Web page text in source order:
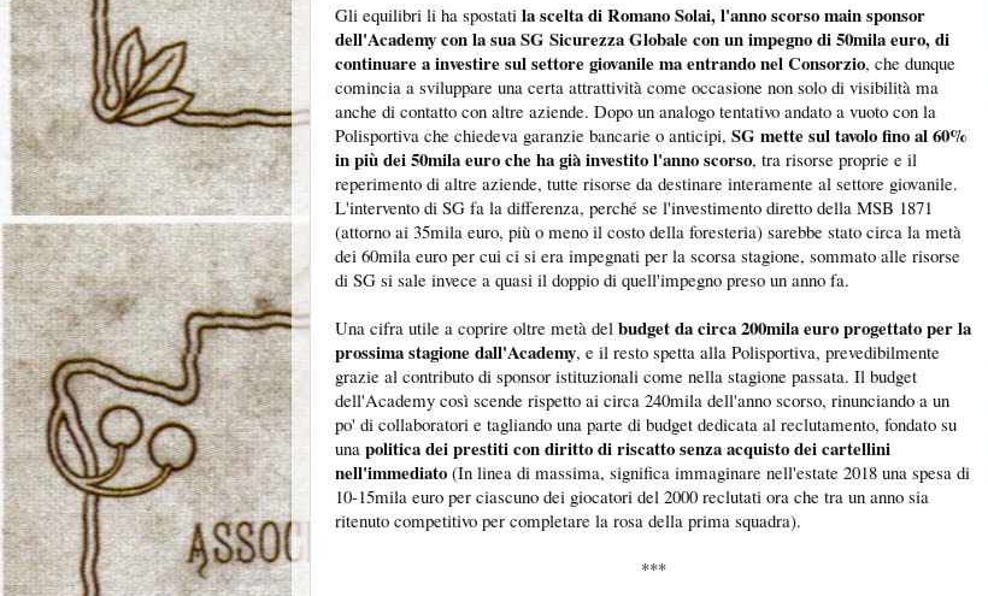
Gli equilibri li ha spostati la scelta di Romano Solai, l'anno scorso main sponsor
dell'Academy con la sua SG Sicurezza Globale con un impegno di 50mila euro, di
continuare a investire sul settore giovanile ma entrando nel Consorzio, che dunque
comincia a sviluppare una certa attrattività come occasione non solo di visibilità ma
anche di contatto con altre aziende. Dopo un analogo tentativo andato a vuoto con la
Polisportiva che chiedeva garanzie bancarie o anticipi, SG mette sul tavolo fino al 60%
in più dei 50mila euro che ha già investito l'anno scorso, tra risorse proprie e il
reperimento di altre aziende, tutte risorse da destinare interamente al settore giovanile.
L'intervento di SG fa la differenza, perché se l'investimento diretto della MSB 1871
(attorno ai 35mila euro, più o meno il costo della foresteria) sarebbe stato circa la metà
dei 60mila euro per cui ci si era impegnati per la scorsa stagione, sommato alle risorse
di SG si sale invece a quasi il doppio di quell'impegno preso un anno fa.
Una cifra utile a coprire oltre metà del budget da circa 200mila euro progettato per la
prossima stagione dall'Academy, e il resto spetta alla Polisportiva, prevedibilmente
grazie al contributo di sponsor istituzionali come nella stagione passata. Il budget
dell'Academy così scende rispetto ai circa 240mila dell'anno scorso, rinunciando a un
po' di collaboratori e tagliando una parte di budget dedicata al reclutamento, fondato su
una politica dei prestiti con diritto di riscatto senza acquisto dei cartellini
nell'immediato (In linea di massima, significa immaginare nell'estate 2018 una spesa di
10-15mila euro per ciascuno dei giocatori del 2000 reclutati ora che tra un anno sia
ritenuto competitivo per completare la rosa della prima squadra).
***